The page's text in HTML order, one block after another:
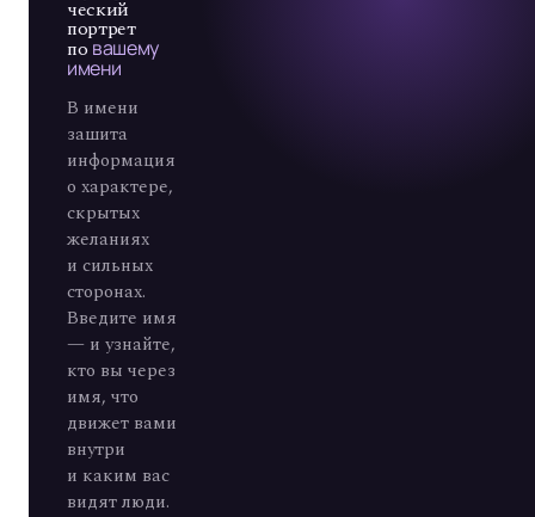
ческий
портрет
по вашему
имени
В имени
зашита
информация
о характере,
скрытых
желаниях
и сильных
сторонах.
Введите имя
— и узнайте,
кто вы через
имя, что
движет вами
внутри
и каким вас
видят люди.